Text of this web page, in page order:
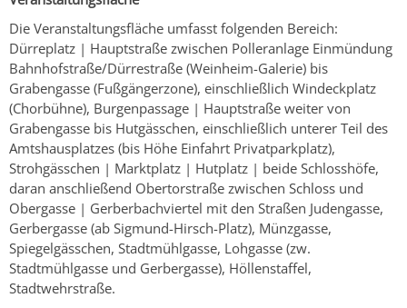
Die Veranstaltungsfläche umfasst folgenden Bereich:
Dürreplatz | Hauptstraße zwischen Polleranlage Einmündung
Bahnhofstraße/Dürrestraße (Weinheim-Galerie) bis
Grabengasse (Fußgängerzone), einschließlich Windeckplatz
(Chorbühne), Burgenpassage | Hauptstraße weiter von
Grabengasse bis Hutgässchen, einschließlich unterer Teil des
Amtshausplatzes (bis Höhe Einfahrt Privatparkplatz),
Strohgässchen | Marktplatz | Hutplatz | beide Schlosshöfe,
daran anschließend Obertorstraße zwischen Schloss und
Obergasse | Gerberbachviertel mit den Straßen Judengasse,
Gerbergasse (ab Sigmund-Hirsch-Platz), Münzgasse,
Spiegelgässchen, Stadtmühlgasse, Lohgasse (zw.
Stadtmühlgasse und Gerbergasse), Höllenstaffel,
Stadtwehrstraße.